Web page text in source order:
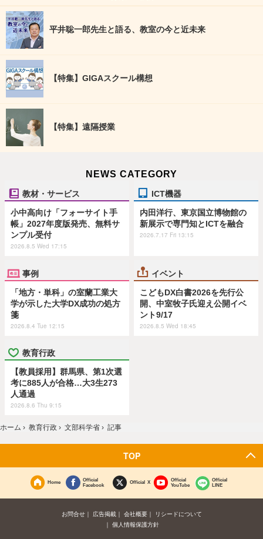
平井聡一郎先生と語る、教室の今と近未来
【特集】GIGAスクール構想
【特集】遠隔授業
NEWS CATEGORY
教材・サービス
小中高向け「フォーサイト手
帳」2027年度版発売、無料サ
ンプル受付
2026.8.5 Wed 17:15
ICT機器
内田洋行、東京国立博物館の
新展示で専門知とICTを融合
2026.7.17 Fri 13:15
事例
「地方・単科」の室蘭工業大
学が示した大学DX成功の処方
箋
2026.8.4 Tue 12:15
イベント
こどもDX白書2026を先行公
開、中室牧子氏迎え公開イベ
ント9/17
2026.8.5 Wed 18:45
教育行政
【教員採用】群馬県、第1次選
考に885人が合格…大3生273
人通過
2026.8.6 Thu 9:15
ホーム › 教育行政 › 文部科学省 › 記事
TOP
Home
Official
Facebook
Official X
Official
YouTube
Official
LINE
お問合せ 広告掲載 会社概要
リシードについて
個人情報保護方針